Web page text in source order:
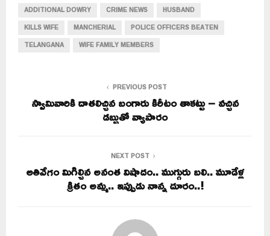
ADDITIONAL DOWRY CRIME NEWS
HUSBAND
KILLS WIFE
MANCHERIAL
POLICE OFFICERS BEATEN
TELANGANA
WIFE FAMILY MEMBERS
PREVIOUS POST
స్వామివారికి దాతలిచ్చిన బంగారు కిరీటం తాకట్టు – వచ్చిన
డబ్బుతో వ్యాపారం
NEXT POST
అతివేగం మిగిల్చిన అనంత విషాదం.. ముగ్గురు బలి.. మూడేళ్ల
క్రితం అమ్మ.. ఇప్పుడు నాన్న దూరం..!